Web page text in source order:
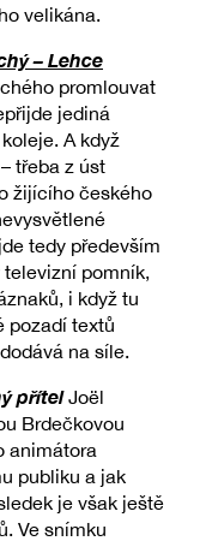
velikána.
– Lehce
promlouvat
jediná
A když
třeba z úst
žijícího českého
tedy především
pomník,
i když tu
pozadí textů
na síle.
přítelJoël
Brdečkovou
animátora
publiku a jak
je však ještě
Ve snímku